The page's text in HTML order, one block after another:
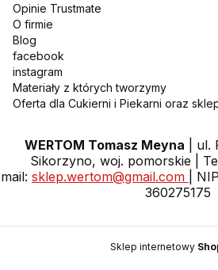
Opinie Trustmate
O firmie
Blog
facebook
instagram
Materiały z których tworzymy
Oferta dla Cukierni i Piekarni oraz
WERTOM Tomasz Meyna | ul.
Sikorzyno, woj. pomorskie |
mail: sklep.wertom@gmail.com
|
360275175
Sklep internetowy